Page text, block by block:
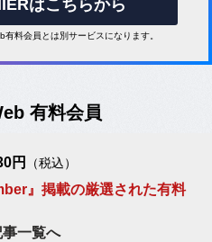
はこちらから
料会員とは別サービスになります。
有料会員
円 （税込）
』掲載の厳選された有料
一覧へ